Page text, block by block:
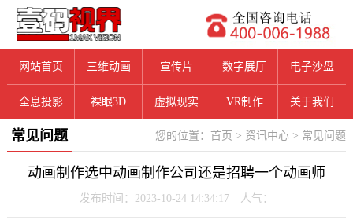
网站首页 三维动画 宣传片 数字展厅 电子沙盘
全息投影 裸眼3D 虚拟现实 VR制作 关于我们
您的位置： 首页 > 资讯中心 > 常见问题
常见问题
动画制作选中动画制作公司还是招聘一个动画师
发布时间：2023-10-24 14:34:17 人气：